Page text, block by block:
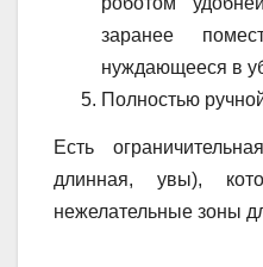
заранее
нуждающееся в
Полностью
Есть
длинная, увы),
нежелательные зоны